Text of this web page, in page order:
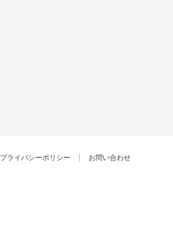
プライバシーポリシー お問い合わせ